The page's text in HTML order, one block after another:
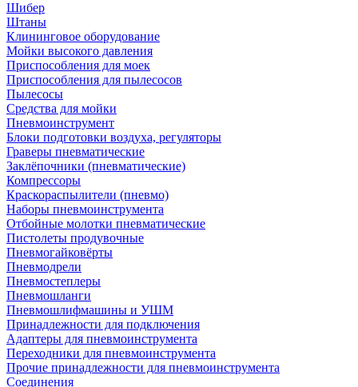
Шибер
Штаны
Клининговое оборудование
Мойки высокого давления
Приспособления для моек
Приспособления для пылесосов
Пылесосы
Средства для мойки
Пневмоинструмент
Блоки подготовки воздуха, регуляторы
Граверы пневматические
Заклёпочники (пневматические)
Компрессоры
Краскораспылители (пневмо)
Наборы пневмоинструмента
Отбойные молотки пневматические
Пистолеты продувочные
Пневмогайковёрты
Пневмодрели
Пневмостеплеры
Пневмошланги
Пневмошлифмашины и УШМ
Принадлежности для подключения
Адаптеры для пневмоинструмента
Переходники для пневмоинструмента
Прочие принадлежности для пневмоинструмента
Соединения